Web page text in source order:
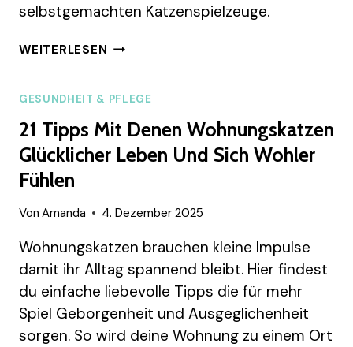
selbstgemachten Katzenspielzeuge.
WEITERLESEN KATZENSPIELZEUG
ANFÄNGER
VOM
ERSTEN
FADEN
FERTIGEN
GESUNDHEIT & PFLEGE
21 Tipps Mit Denen Wohnungskatzen
Glücklicher Leben Und Sich Wohler
Fühlen
Von Amanda 4. Dezember 2025
Wohnungskatzen brauchen kleine Impulse
damit ihr Alltag spannend bleibt. Hier findest
du einfache liebevolle Tipps die für mehr
Spiel Geborgenheit und Ausgeglichenheit
sorgen. So wird deine Wohnung zu einem Ort